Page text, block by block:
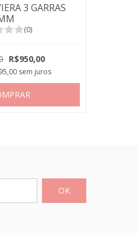
3 GARRAS
(0)
R$950,00
sem juros